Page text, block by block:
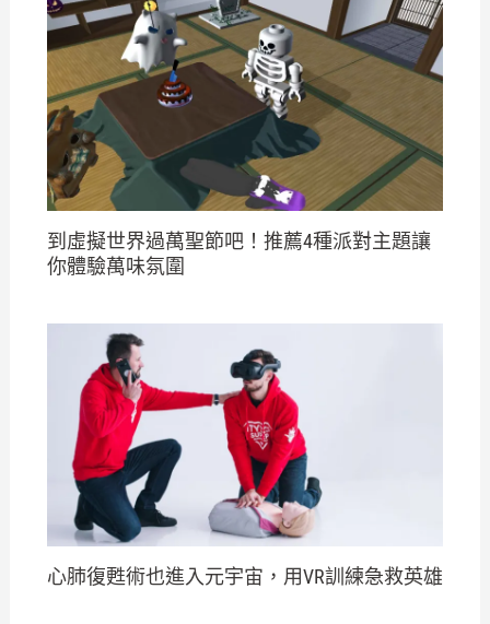
到虛擬世界過萬聖節吧！推薦4種派對主題讓
你體驗萬味氛圍
心肺復甦術也進入元宇宙，用VR訓練急救英雄